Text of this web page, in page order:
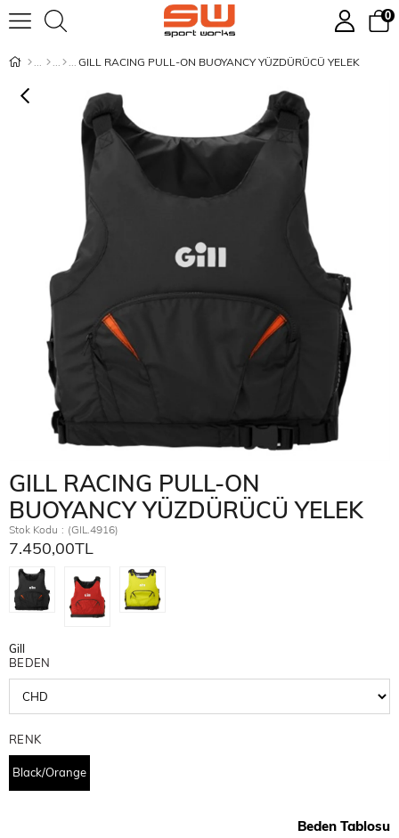
0
GILL RACING PULL-ON BUOYANCY YÜZDÜRÜCÜ YELEK
GILL RACING PULL-ON
BUOYANCY YÜZDÜRÜCÜ YELEK
Stok Kodu (GIL.4916)
7.450,00TL
Gill
BEDEN
RENK
Black/Orange
Beden Tablosu